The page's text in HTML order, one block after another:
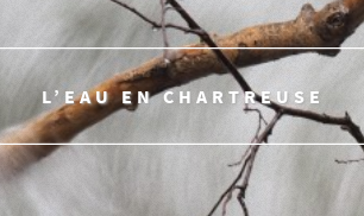
L’EAU EN CHARTREUSE